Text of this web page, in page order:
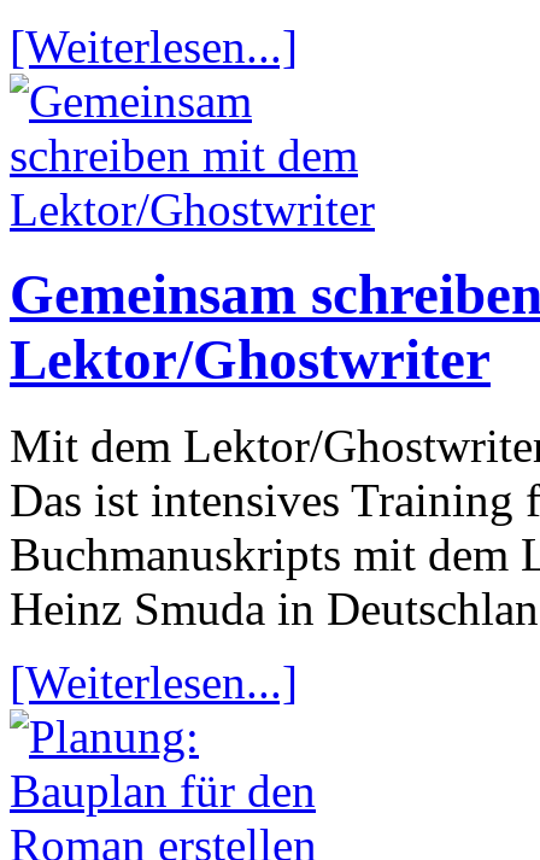
[Weiterlesen...]
Gemeinsam
Lektor/Ghostwriter
Mit dem Lektor/
Das ist intensives Training
Buchmanuskripts mit dem
Heinz Smuda in
[Weiterlesen...]